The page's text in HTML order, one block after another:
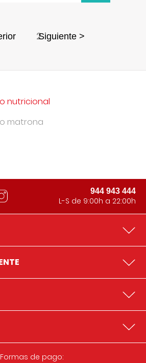
2Siguiente >
nutricional
matrona
944 943 444
L-S de 9:00h a 22:00h
Formas de pago: